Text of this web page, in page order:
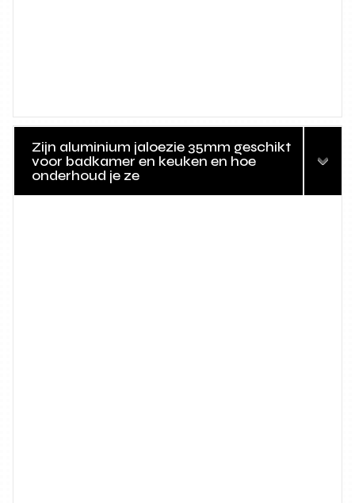
Zijn aluminium jaloezie 35mm geschikt
voor badkamer en keuken en hoe
onderhoud je ze